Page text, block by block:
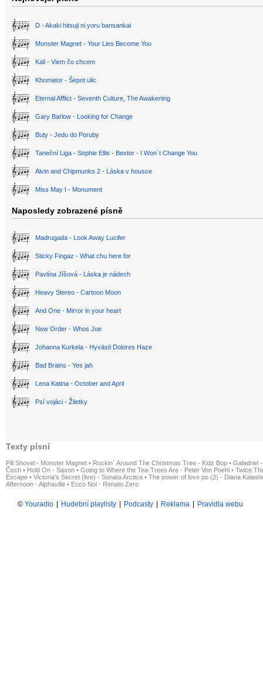
D - Akaki hitsuji ni yoru bansankai
Monster Magnet - Your Lies Become You
Kali - Viem čo chcem
Khomator - Šepot ulic
Eternal Afflict - Seventh Culture, The Awakening
Gary Barlow - Looking for Change
Buty - Jedu do Poruby
Taneční Liga - Sophie Ellis - Bextor - I Won´t Change You
Alvin and Chipmunks 2 - Láska v housce
Miss May I - Monument
Naposledy zobrazené písně
Madrugada - Look Away Lucifer
Sticky Fingaz - What chu here for
Pavlína Jíšová - Láska je nádech
Heavy Stereo - Cartoon Moon
And One - Mirror in your heart
New Order - Whos Joe
Johanna Kurkela - Hyvästi Dolores Haze
Bad Brains - Yes jah
Lena Katina - October and April
Psí vojáci - Žiletky
Texty písní
Pill Shovel - Monster Magnet • Rockin´ Around The Christmas Tree - Kidz Bop • Galadriel
Čech • Hold On - Saxon • Going to Where the Tea-Trees Are - Peter Von Poehl • Twice
Escape • Victoria's Secret (live) - Sonata Arctica • The power of love po (2) - Diana
Afternoon - Alphaville • Ecco Noi - Renato Zero
© Youradio | Hudební playlisty | Podcasty | Reklama | Pravidla webu